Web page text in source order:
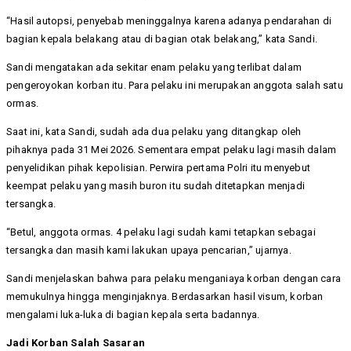
“Hasil autopsi, penyebab meninggalnya karena adanya pendarahan di
bagian kepala belakang atau di bagian otak belakang,” kata Sandi.
Sandi mengatakan ada sekitar enam pelaku yang terlibat dalam
pengeroyokan korban itu. Para pelaku ini merupakan anggota salah satu
ormas.
Saat ini, kata Sandi, sudah ada dua pelaku yang ditangkap oleh
pihaknya pada 31 Mei 2026. Sementara empat pelaku lagi masih dalam
penyelidikan pihak kepolisian. Perwira pertama Polri itu menyebut
keempat pelaku yang masih buron itu sudah ditetapkan menjadi
tersangka.
“Betul, anggota ormas. 4 pelaku lagi sudah kami tetapkan sebagai
tersangka dan masih kami lakukan upaya pencarian,” ujarnya.
Sandi menjelaskan bahwa para pelaku menganiaya korban dengan cara
memukulnya hingga menginjaknya. Berdasarkan hasil visum, korban
mengalami luka-luka di bagian kepala serta badannya.
Jadi Korban Salah Sasaran